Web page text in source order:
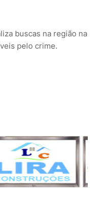
buscas na região na
pelo crime.